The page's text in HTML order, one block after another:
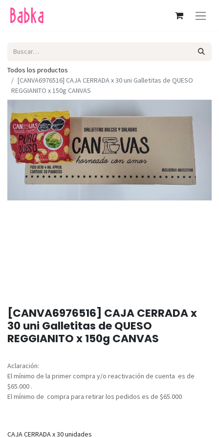
Todos los productos
[CANVA6976516] CAJA CERRADA x 30 uni Galletitas de QUESO
REGGIANITO x 150g CANVAS
[CANVA6976516] CAJA CERRADA x
30 uni Galletitas de QUESO
REGGIANITO x 150g CANVAS
Aclaración:
El mínimo de la primer compra y/o reactivación de cuenta es de
$65.000 .
El mínimo de compra para retirar los pedidos es de $65.000
CAJA CERRADA x 30 unidades